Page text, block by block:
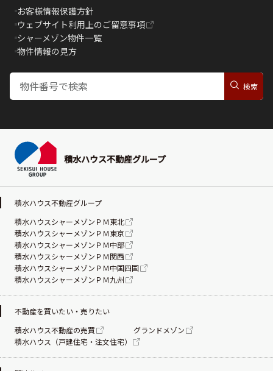
お客様情報保護方針
ウェブサイト利用上のご留意事項
シャーメゾン物件一覧
物件情報の見方
積水ハウス不動産グループ
積水ハウス不動産グループ
積水ハウスシャーメゾンＰＭ東北
積水ハウスシャーメゾンＰＭ東京
積水ハウスシャーメゾンＰＭ中部
積水ハウスシャーメゾンＰＭ関西
積水ハウスシャーメゾンＰＭ中国四国
積水ハウスシャーメゾンＰＭ九州
不動産を買いたい・売りたい
積水ハウス不動産の売買
グランドメゾン
積水ハウス（戸建住宅・注文住宅）